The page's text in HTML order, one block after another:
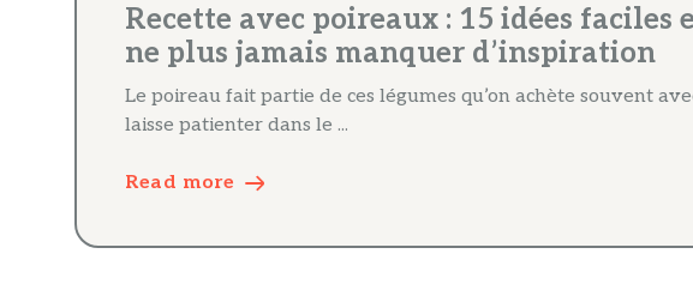
Recette avec poireaux : 15 idées faciles
ne plus jamais manquer d’inspiration
Le poireau fait partie de ces légumes qu’on achète souvent
laisse patienter dans le ...
Read more